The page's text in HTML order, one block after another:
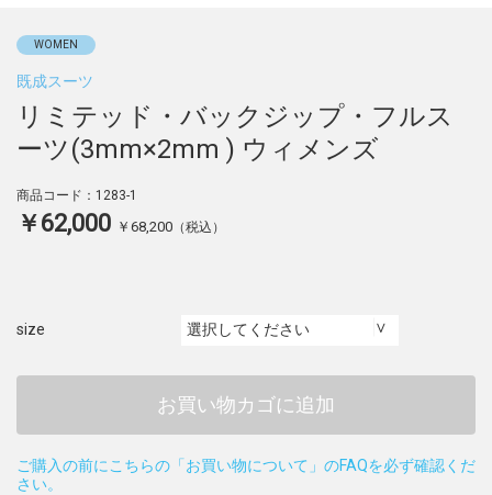
WOMEN
既成スーツ
リミテッド・バックジップ・フルス
ーツ(3mm×2mm ) ウィメンズ
商品コード：1283-1
￥62,000 ￥68,200 （税込）
size
お買い物カゴに追加
ご購入の前にこちらの「お買い物について」のFAQを必ず確認くだ
さい。